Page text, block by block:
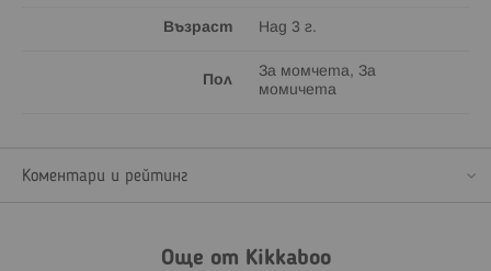
Възраст Над 3 г.
Пол
За момчета, За
момичета
Коментари и рейтинг
Още от Kikkaboo